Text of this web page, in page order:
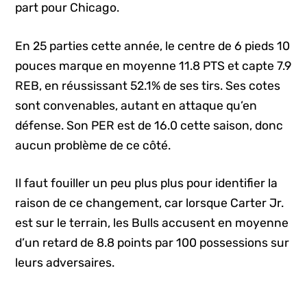
part pour Chicago.
En 25 parties cette année, le centre de 6 pieds 10
pouces marque en moyenne 11.8 PTS et capte 7.9
REB, en réussissant 52.1% de ses tirs. Ses cotes
sont convenables, autant en attaque qu’en
défense. Son PER est de 16.0 cette saison, donc
aucun problème de ce côté.
Il faut fouiller un peu plus plus pour identifier la
raison de ce changement, car lorsque Carter Jr.
est sur le terrain, les Bulls accusent en moyenne
d’un retard de 8.8 points par 100 possessions sur
leurs adversaires.